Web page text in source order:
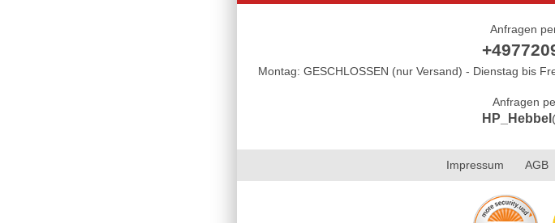
Anfragen
Montag: GESCHLOSSEN (nur Versand) - Dienstag bis
Anfragen
Impressum AGB